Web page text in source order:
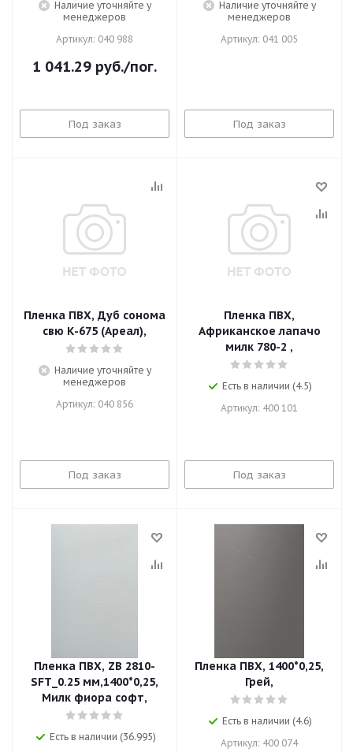
Наличие уточняйте у
менеджеров
Артикул: 040 988
1 041.29 руб./пог.
Под заказ
Наличие уточняйте у
менеджеров
Артикул: 041 005
Под заказ
Пленка ПВХ, Дуб сонома
свю К-675 (Ареал),
Наличие уточняйте у
менеджеров
Артикул: 040 856
Под заказ
Пленка ПВХ,
Африканское лапачо
милк 780-2 ,
Есть в наличии (4.5)
Артикул: 400 101
Под заказ
Пленка ПВХ, ZB 2810-
SFT_0.25 мм,1400*0,25,
Милк фиора софт,
Есть в наличии (36.995)
Пленка ПВХ, 1400*0,25,
Грей,
Есть в наличии (4.6)
Артикул: 400 074